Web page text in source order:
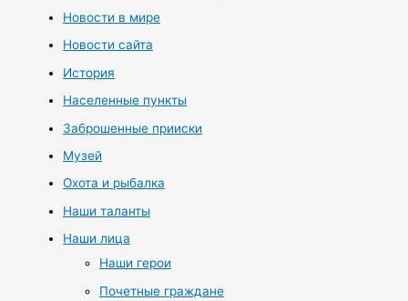
Новости в мире
Новости сайта
История
Населенные пункты
Заброшенные прииски
Музей
Охота и рыбалка
Наши таланты
Наши лица
Наши герои
Почетные граждане